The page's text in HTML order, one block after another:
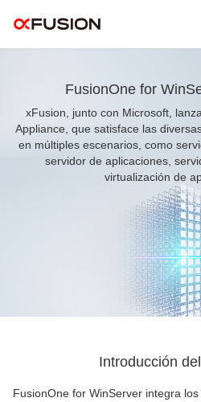
FusionOne for
xFusion, junto con Microsoft,
Appliance, que satisface las
en múltiples escenarios, como
servidor de aplicaciones,
virtualización de
Introducción
FusionOne for WinServer integra